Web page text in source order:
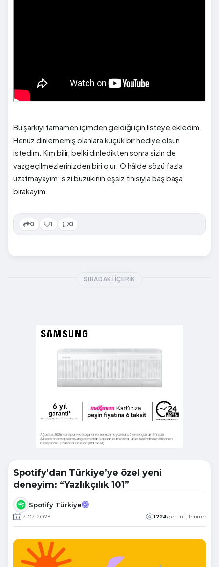
Bu şarkıyı tamamen içimden geldiği için listeye ekledim.
Henüz dinlememiş olanlara küçük bir hediye olsun
istedim. Kim bilir, belki dinledikten sonra sizin de
vazgeçilmezlerinizden biri olur. O hâlde sözü fazla
uzatmayayım; sizi buzukinin eşsiz tınısıyla baş başa
bırakayım.
0 1 0
SIRADAKI İÇERIK
Spotify’dan Türkiye’ye özel yeni
deneyim: “Yazlıkçılık 101”
Spotify Türkiye
17.07.2026 1224görüntülenme